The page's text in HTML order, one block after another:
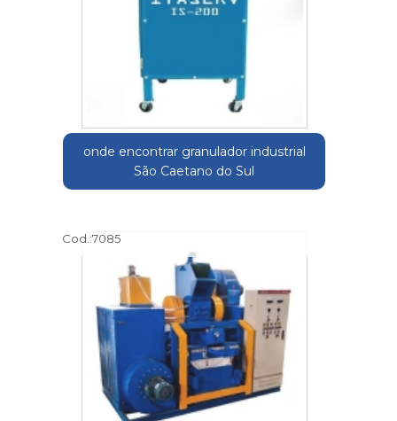
onde encontrar granulador industrial
São Caetano do Sul
Cod.:7085